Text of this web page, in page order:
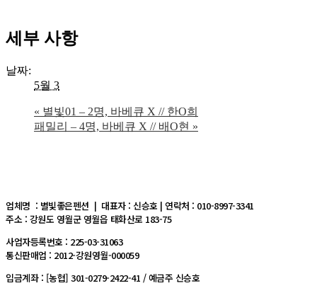
세부 사항
날짜:
5월 3
« 별빛01 – 2명, 바베큐 X // 한O희
패밀리 – 4명, 바베큐 X // 배O현 »
업체명 : 별빛좋은펜션 | 대표자 : 신승호 | 연락처 : 010-8997-3341
주소 : 강원도 영월군 영월읍 태화산로 183-75
사업자등록번호 : 225-03-31063
통신판매업 : 2012-강원영월-000059
입금계좌 : [농협] 301-0279-2422-41 / 예금주 신승호